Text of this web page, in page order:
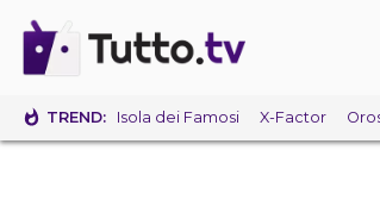
TREND: Isola dei Famosi X-Factor